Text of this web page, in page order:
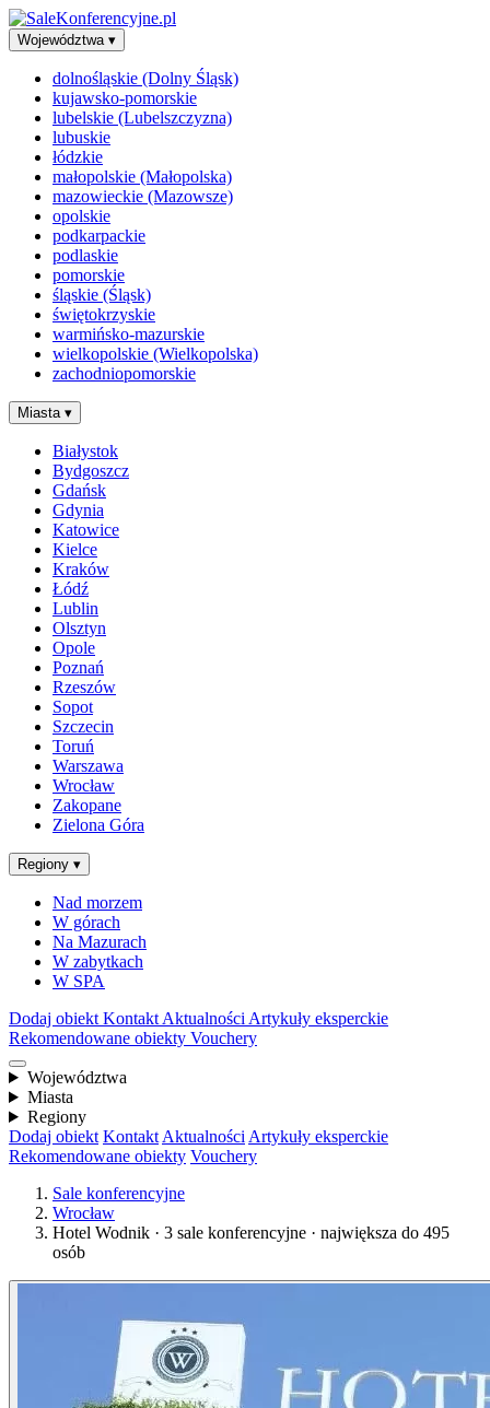
Województwa ▾
dolnośląskie (Dolny Śląsk)
kujawsko-pomorskie
lubelskie (Lubelszczyzna)
lubuskie
łódzkie
małopolskie (Małopolska)
mazowieckie (Mazowsze)
opolskie
podkarpackie
podlaskie
pomorskie
śląskie (Śląsk)
świętokrzyskie
warmińsko-mazurskie
wielkopolskie (Wielkopolska)
zachodniopomorskie
Miasta ▾
Białystok
Bydgoszcz
Gdańsk
Gdynia
Katowice
Kielce
Kraków
Łódź
Lublin
Olsztyn
Opole
Poznań
Rzeszów
Sopot
Szczecin
Toruń
Warszawa
Wrocław
Zakopane
Zielona Góra
Regiony ▾
Nad morzem
W górach
Na Mazurach
W zabytkach
W SPA
Dodaj obiekt Kontakt Aktualności Artykuły eksperckie
Rekomendowane obiekty Vouchery
Województwa
Miasta
Regiony
Dodaj obiekt Kontakt Aktualności Artykuły eksperckie
Rekomendowane obiekty Vouchery
Sale konferencyjne
Wrocław
Hotel Wodnik · 3 sale konferencyjne · największa do 495
osób